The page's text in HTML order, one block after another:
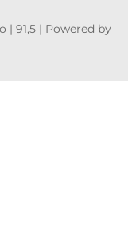
| 91,5 | Powered by